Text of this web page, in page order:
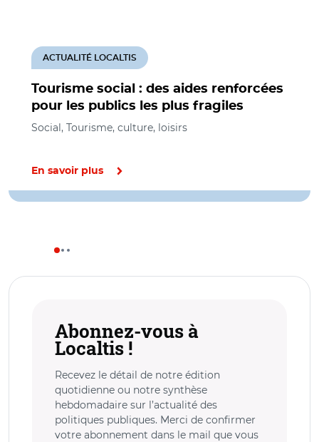
Tourisme social : des aides renforcées
pour les publics les plus fragiles
ACTUALITÉ LOCALTIS
Social, Tourisme, culture, loisirs
En savoir plus
Abonnez-vous à
Localtis !
Recevez le détail de notre édition
quotidienne ou notre synthèse
hebdomadaire sur l’actualité des
politiques publiques. Merci de confirmer
votre abonnement dans le mail que vous